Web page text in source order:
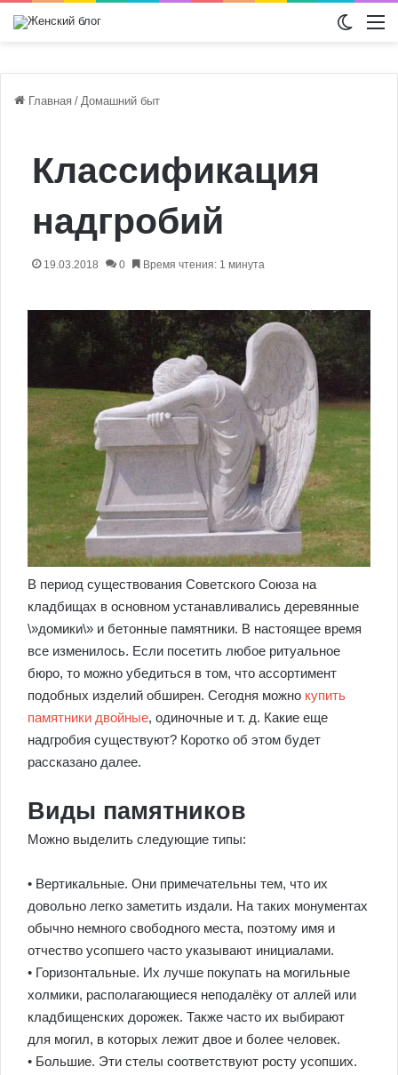
Главная / Домашний быт
Классификация
надгробий
19.03.2018 0 Время чтения: 1 минута
В период существования Советского Союза на
кладбищах в основном устанавливались деревянные
\»домики\» и бетонные памятники. В настоящее время
все изменилось. Если посетить любое ритуальное
бюро, то можно убедиться в том, что ассортимент
подобных изделий обширен. Сегодня можно купить
памятники двойные, одиночные и т. д. Какие еще
надгробия существуют? Коротко об этом будет
рассказано далее.
Виды памятников
Можно выделить следующие типы:
• Вертикальные. Они примечательны тем, что их
довольно легко заметить издали. На таких монументах
обычно немного свободного места, поэтому имя и
отчество усопшего часто указывают инициалами.
• Горизонтальные. Их лучше покупать на могильные
холмики, располагающиеся неподалёку от аллей или
кладбищенских дорожек. Также часто их выбирают
для могил, в которых лежит двое и более человек.
• Большие. Эти стелы соответствуют росту усопших.